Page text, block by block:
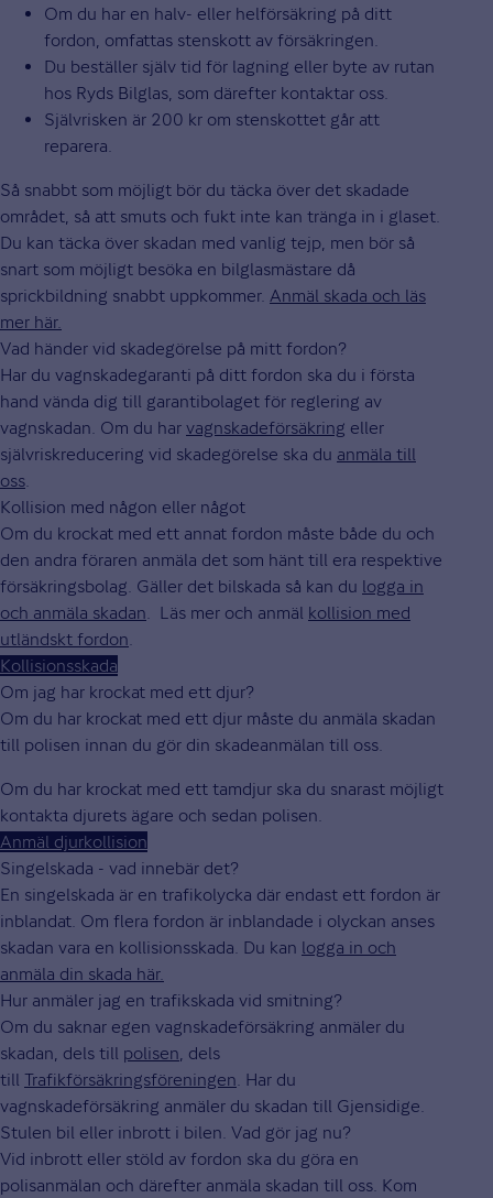
Om du har en halv- eller helförsäkring på ditt
fordon, omfattas stenskott av försäkringen.
Du beställer själv tid för lagning eller byte av rutan
hos Ryds Bilglas, som därefter kontaktar oss.
Självrisken är 200 kr om stenskottet går att
reparera.
Så snabbt som möjligt bör du täcka över det skadade
området, så att smuts och fukt inte kan tränga in i glaset.
Du kan täcka över skadan med vanlig tejp, men bör så
snart som möjligt besöka en bilglasmästare då
sprickbildning snabbt uppkommer. Anmäl skada och läs
mer här.
Vad händer vid skadegörelse på mitt fordon?
Har du vagnskadegaranti på ditt fordon ska du i första
hand vända dig till garantibolaget för reglering av
vagnskadan. Om du har vagnskadeförsäkring eller
självriskreducering vid skadegörelse ska du anmäla till
oss.
Kollision med någon eller något
Om du krockat med ett annat fordon måste både du och
den andra föraren anmäla det som hänt till era respektive
försäkringsbolag. Gäller det bilskada så kan du logga in
och anmäla skadan. Läs mer och anmäl kollision med
utländskt fordon.
Kollisionsskada
Om jag har krockat med ett djur?
Om du har krockat med ett djur måste du anmäla skadan
till polisen innan du gör din skadeanmälan till oss.
Om du har krockat med ett tamdjur ska du snarast möjligt
kontakta djurets ägare och sedan polisen.
Anmäl djurkollision
Singelskada - vad innebär det?
En singelskada är en trafikolycka där endast ett fordon är
inblandat. Om flera fordon är inblandade i olyckan anses
skadan vara en kollisionsskada. Du kan logga in och
anmäla din skada här.
Hur anmäler jag en trafikskada vid smitning?
Om du saknar egen vagnskadeförsäkring anmäler du
skadan, dels till polisen, dels
till Trafikförsäkringsföreningen. Har du
vagnskadeförsäkring anmäler du skadan till Gjensidige.
Stulen bil eller inbrott i bilen. Vad gör jag nu?
Vid inbrott eller stöld av fordon ska du göra en
polisanmälan och därefter anmäla skadan till oss. Kom